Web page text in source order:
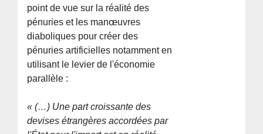
point de vue sur la réalité des
pénuries et les manœuvres
diaboliques pour créer des
pénuries artificielles notamment en
utilisant le levier de l'économie
parallèle :
« (…) Une part croissante des
devises étrangères accordées par